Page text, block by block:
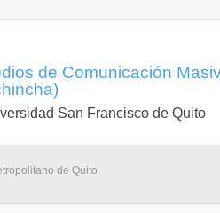
de Comunicación
San Francisco de Quito
de Quito